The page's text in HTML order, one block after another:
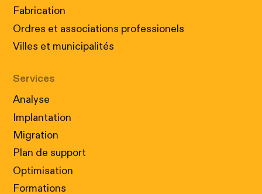
Fabrication
Ordres et associations professionels
Villes et municipalités
Services
Analyse
Implantation
Migration
Plan de support
Optimisation
Formations